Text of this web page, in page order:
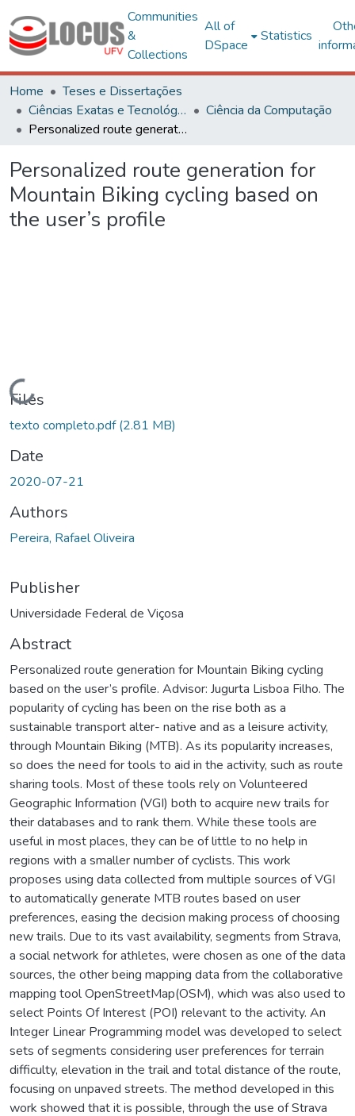
Communities
&
Collections
All of
DSpace
Statistics
Home
Teses e Dissertações
Ciências Exatas e Tecnológicas
Ciência da Computação
Personalized route generation for Mountain Biking cycling based on the user’s profile
Personalized route generation for
Mountain Biking cycling based on
the user’s profile
Loading...
Files
texto completo.pdf(2.81 MB)
Date
2020-07-21
Authors
Pereira, Rafael Oliveira
Publisher
Universidade Federal de Viçosa
Abstract
Personalized route generation for Mountain Biking cycling
based on the user’s profile. Advisor: Jugurta Lisboa Filho. The
popularity of cycling has been on the rise both as a
sustainable transport alter- native and as a leisure activity,
through Mountain Biking (MTB). As its popularity increases,
so does the need for tools to aid in the activity, such as route
sharing tools. Most of these tools rely on Volunteered
Geographic Information (VGI) both to acquire new trails for
their databases and to rank them. While these tools are
useful in most places, they can be of little to no help in
regions with a smaller number of cyclists. This work
proposes using data collected from multiple sources of VGI
to automatically generate MTB routes based on user
preferences, easing the decision making process of choosing
new trails. Due to its vast availability, segments from Strava,
a social network for athletes, were chosen as one of the data
sources, the other being mapping data from the collaborative
mapping tool OpenStreetMap(OSM), which was also used to
select Points Of Interest (POI) relevant to the activity. An
Integer Linear Programming model was developed to select
sets of segments considering user preferences for terrain
difficulty, elevation in the trail and total distance of the route,
focusing on unpaved streets. The method developed in this
work showed that it is possible, through the use of Strava